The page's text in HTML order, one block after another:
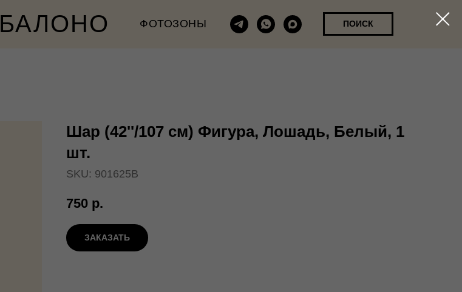
БАЛОНО ФОТОЗОНЫ ПОИСК
Шар (42''/107 см) Фигура, Лошадь, Белый, 1
шт.
SKU: 901625B
750 р.
ЗАКАЗАТЬ